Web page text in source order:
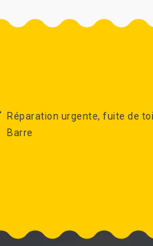
Réparation urgente, fuite de
Barre